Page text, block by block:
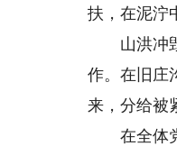
扶，在泥泞
山洪冲毁
作。在旧庄
来，分给被
在全体党